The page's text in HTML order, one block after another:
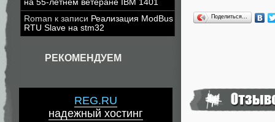
на 55-летнем ветеране IBM 1401
Roman к записи Реализация ModBus
RTU Slave на stm32
РЕКОМЕНДУЕМ
REG.RU
надежный хостинг
Поделиться…